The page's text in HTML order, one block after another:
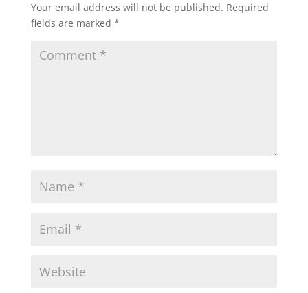
Your email address will not be published. Required
fields are marked *